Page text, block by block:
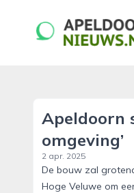
Apeldoorn
omgeving’
2 apr. 2025
De bouw zal
Hoge Veluwe om